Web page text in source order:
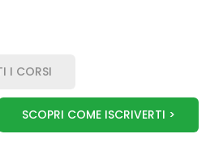
I CORSI
SCOPRI COME ISCRIVERTI >